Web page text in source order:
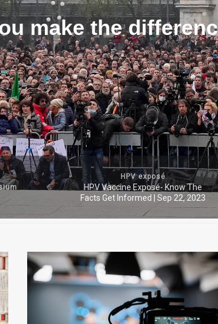
make the
HPV exposé
HPV Vaccine Exposé- Know The
Facts Get Informed | Sep 22, 2023